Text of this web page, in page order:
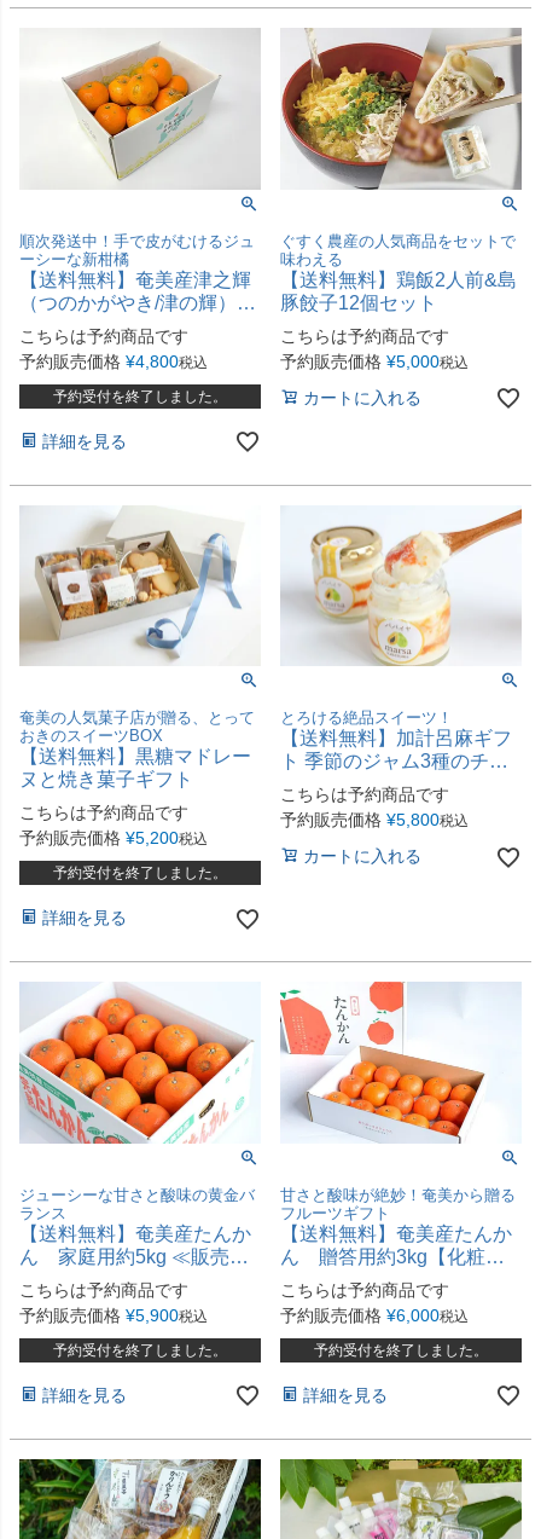
順次発送中！手で皮がむけるジュ
ーシーな新柑橘
【送料無料】奄美産津之輝
（つのかがやき/津の輝）お
試し用2.5kg
こちらは予約商品です
予約販売価格 ¥4,800税込
予約受付を終了しました。
詳細を見る
ぐすく農産の人気商品をセットで
味わえる
【送料無料】鶏飯2人前&島
豚餃子12個セット
こちらは予約商品です
予約販売価格 ¥5,000税込
カートに入れる
奄美の人気菓子店が贈る、とって
おきのスイーツBOX
【送料無料】黒糖マドレー
ヌと焼き菓子ギフト
こちらは予約商品です
予約販売価格 ¥5,200税込
予約受付を終了しました。
詳細を見る
とろける絶品スイーツ！
【送料無料】加計呂麻ギフ
ト 季節のジャム3種のチー
ズケーキ
こちらは予約商品です
予約販売価格 ¥5,800税込
カートに入れる
ジューシーな甘さと酸味の黄金バ
ランス
【送料無料】奄美産たんか
ん 家庭用約5kg ≪販売期
間延長≫
こちらは予約商品です
予約販売価格 ¥5,900税込
予約受付を終了しました。
詳細を見る
甘さと酸味が絶妙！奄美から贈る
フルーツギフト
【送料無料】奄美産たんか
ん 贈答用約3kg【化粧箱
入】≪2026年2－3月発送≫
こちらは予約商品です
予約販売価格 ¥6,000税込
予約受付を終了しました。
詳細を見る